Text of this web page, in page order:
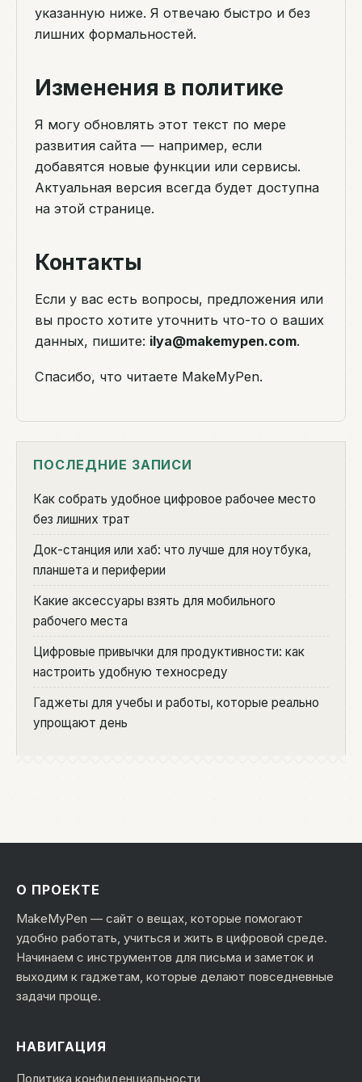
указанную ниже. Я отвечаю быстро и без
лишних формальностей.
Изменения в политике
Я могу обновлять этот текст по мере
развития сайта — например, если
добавятся новые функции или сервисы.
Актуальная версия всегда будет доступна
на этой странице.
Контакты
Если у вас есть вопросы, предложения или
вы просто хотите уточнить что-то о ваших
данных, пишите: ilya@makemypen.com.
Спасибо, что читаете MakeMyPen.
ПОСЛЕДНИЕ ЗАПИСИ
Как собрать удобное цифровое рабочее место
без лишних трат
Док-станция или хаб: что лучше для ноутбука,
планшета и периферии
Какие аксессуары взять для мобильного
рабочего места
Цифровые привычки для продуктивности: как
настроить удобную техносреду
Гаджеты для учебы и работы, которые реально
упрощают день
О ПРОЕКТЕ
MakeMyPen — сайт о вещах, которые помогают
удобно работать, учиться и жить в цифровой среде.
Начинаем с инструментов для письма и заметок и
выходим к гаджетам, которые делают повседневные
задачи проще.
НАВИГАЦИЯ
Политика конфиденциальности